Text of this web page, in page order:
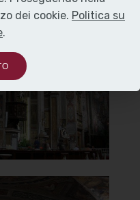
sinistra
[
dei cookie. Politica su
.